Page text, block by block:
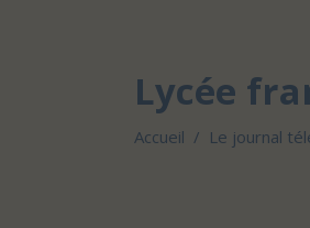
Lycée
Accueil / Le journal